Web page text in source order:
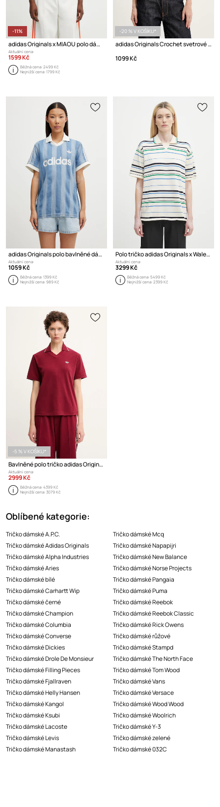
-11%
adidas Originals x MIAOU polo dámské
Aktuální cena:
1599 Kč
Běžná cena:2499 Kč
Nejnižší cena:1799 Kč
-20 % V KOŠÍKU*
adidas Originals Crochet svetrové polo prolamované dámské
1099 Kč
adidas Originals polo bavlněné dámské
Aktuální cena:
1059 Kč
Běžná cena:1399 Kč
Nejnižší cena:989 Kč
Polo tričko adidas Originals x Wales Bonner Knit Polo
Aktuální cena:
3299 Kč
Běžná cena:5499 Kč
Nejnižší cena:2399 Kč
-5 % V KOŠÍKU*
Bavlněné polo tričko adidas Originals x Wales Bonner Terry Terry
Aktuální cena:
2999 Kč
Běžná cena:4399 Kč
Nejnižší cena:3079 Kč
Oblíbené kategorie:
Tričko dámské A.P.C.
Tričko dámské Adidas Originals
Tričko dámské Alpha Industries
Tričko dámské Aries
Tričko dámské bílé
Tričko dámské Carhartt Wip
Tričko dámské černé
Tričko dámské Champion
Tričko dámské Columbia
Tričko dámské Converse
Tričko dámské Dickies
Tričko dámské Drole De Monsieur
Tričko dámské Filling Pieces
Tričko dámské Fjallraven
Tričko dámské Helly Hansen
Tričko dámské Kangol
Tričko dámské Ksubi
Tričko dámské Lacoste
Tričko dámské Levis
Tričko dámské Manastash
Tričko dámské Mcq
Tričko dámské Napapijri
Tričko dámské New Balance
Tričko dámské Norse Projects
Tričko dámské Pangaia
Tričko dámské Puma
Tričko dámské Reebok
Tričko dámské Reebok Classic
Tričko dámské Rick Owens
Tričko dámské růžové
Tričko dámské Stampd
Tričko dámské The North Face
Tričko dámské Tom Wood
Tričko dámské Vans
Tričko dámské Versace
Tričko dámské Wood Wood
Tričko dámské Woolrich
Tričko dámské Y-3
Tričko dámské zelené
Tričko dámské 032C